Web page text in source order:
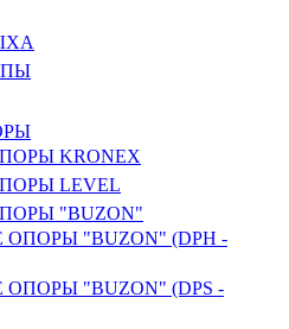
KRONEX
LEVEL
"BUZON"
"BUZON" (DPH -
"BUZON" (DPS -